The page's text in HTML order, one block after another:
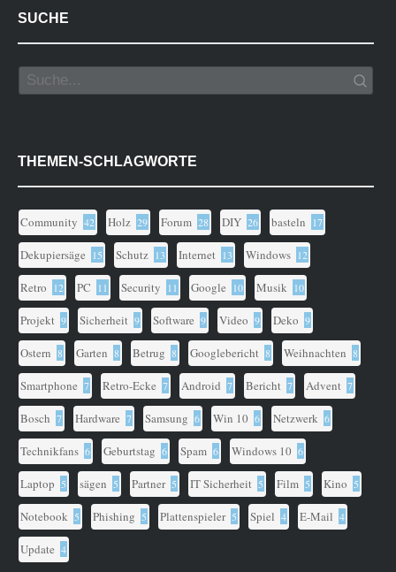
SUCHE
THEMEN-SCHLAGWORTE
Community 42 Holz 29 Forum 28 DIY 26 basteln 17
Dekupiersäge 15 Schutz 13 Internet 13 Windows 12
Retro 12 PC 11 Security 11 Google 10 Musik 10
Projekt 9 Sicherheit 9 Software 9 Video 9 Deko 9
Ostern 8 Garten 8 Betrug 8 Googlebericht 8 Weihnachten 8
Smartphone 7 Retro-Ecke 7 Android 7 Bericht 7 Advent 7
Bosch 7 Hardware 7 Samsung 6 Win 10 6 Netzwerk 6
Technikfans 6 Geburtstag 6 Spam 6 Windows 10 6
Laptop 5 sägen 5 Partner 5 IT Sicherheit 5 Film 5 Kino 5
Notebook 5 Phishing 5 Plattenspieler 5 Spiel 4 E-Mail 4
Update 4